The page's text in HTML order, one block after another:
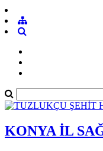
KONYA İL